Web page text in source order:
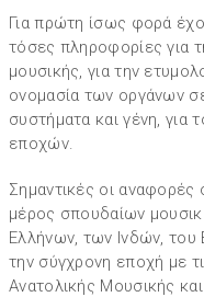
Για πρώτη ίσως φορά
τόσες πληροφορίες για
μουσικής, για την
ονομασία των οργάνων
συστήματα και γένη, για
εποχών.
Σημαντικές οι αναφορές
μέρος σπουδαίων
Ελλήνων, των Ινδών, του
την σύγχρονη εποχή με
Ανατολικής Μουσικής